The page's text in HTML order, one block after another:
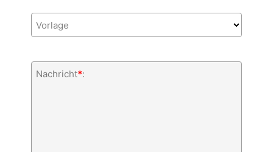
Vorlage
Nachricht*: